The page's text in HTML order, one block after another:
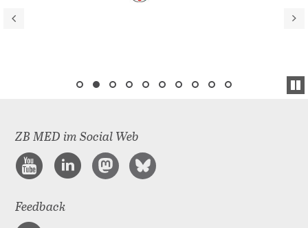
ZB MED im Social Web
Feedback